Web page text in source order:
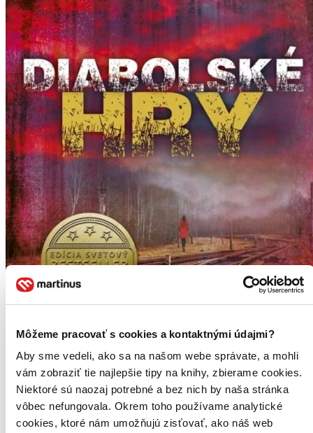
Môžeme pracovať s cookies a kontaktnými údajmi?
Aby sme vedeli, ako sa na našom webe správate, a mohli
vám zobraziť tie najlepšie tipy na knihy, zbierame cookies.
Niektoré sú naozaj potrebné a bez nich by naša stránka
vôbec nefungovala. Okrem toho používame analytické
cookies, ktoré nám umožňujú zisťovať, ako náš web